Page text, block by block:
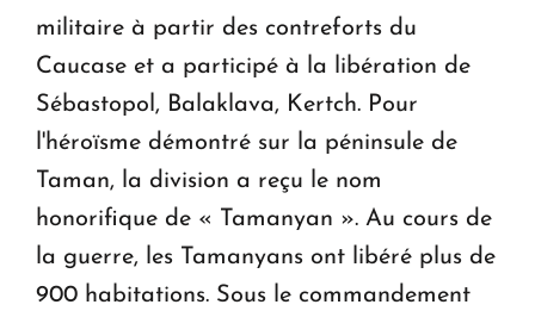
militaire à partir des contreforts du
Caucase et a participé à la libération de
Sébastopol, Balaklava, Kertch. Pour
l'héroïsme démontré sur la péninsule de
Taman, la division a reçu le nom
honorifique de « Tamanyan ». Au cours de
la guerre, les Tamanyans ont libéré plus de
900 habitations. Sous le commandement